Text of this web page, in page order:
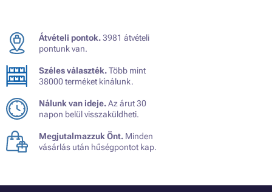
Átvételi pontok.3981 átvételi
pontunk van.
Széles választék.Több mint
38000 terméket kínálunk.
Nálunk van ideje.Az árut 30
napon belül visszaküldheti.
Megjutalmazzuk Önt. Minden
vásárlás után hűségpontot kap.